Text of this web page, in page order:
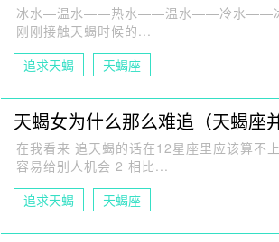
冰水—温水——热水——温水——冷水——冰
刚刚接触天蝎时候的...
追求天蝎
天蝎座
天蝎女为什么那么难追（天蝎座
在我看来 追天蝎的话在12星座里应该算不
容易给别人机会 2 相比...
追求天蝎
天蝎座